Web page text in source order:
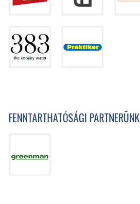
FENNTARTHATÓSÁGI PARTNERÜNK